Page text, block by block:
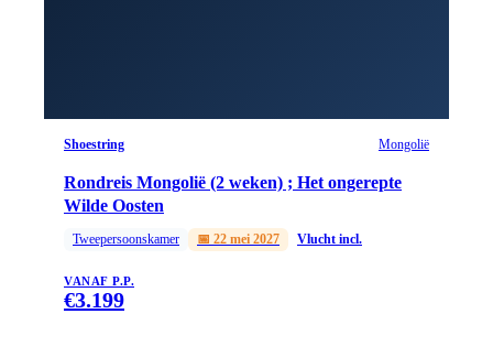
Shoestring Mongolië
Rondreis Mongolië (2 weken) ; Het ongerepte
Wilde Oosten
Tweepersoonskamer 📅 22 mei 2027 Vlucht incl.
VANAF P.P.
€3.199